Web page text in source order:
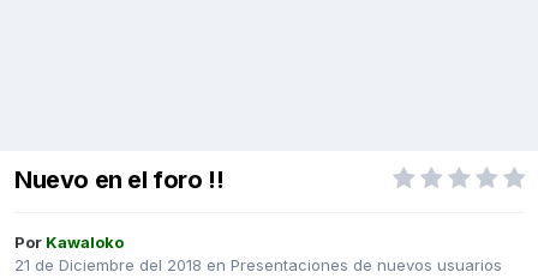
Nuevo en el foro !!
Por Kawaloko
21 de Diciembre del 2018 en Presentaciones de nuevos usuarios